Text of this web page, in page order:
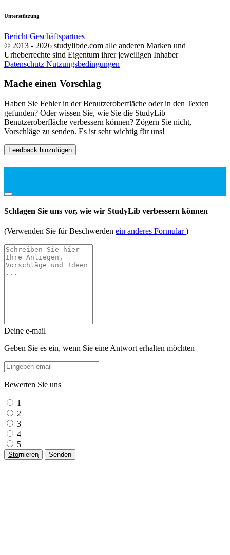
Unterstützung
Bericht Geschäftspartnes
© 2013 - 2026 studylibde.com alle anderen Marken und
Urheberrechte sind Eigentum ihrer jeweiligen Inhaber
Datenschutz Nutzungsbedingungen
Mache einen Vorschlag
Haben Sie Fehler in der Benutzeroberfläche oder in den Texten
gefunden? Oder wissen Sie, wie Sie die StudyLib
Benutzeroberfläche verbessern können? Zögern Sie nicht,
Vorschläge zu senden. Es ist sehr wichtig für uns!
Feedback hinzufügen
Schlagen Sie uns vor, wie wir StudyLib verbessern können
(Verwenden Sie für Beschwerden ein anderes Formular)
Deine e-mail
Geben Sie es ein, wenn Sie eine Antwort erhalten möchten
Bewerten Sie uns
1
2
3
4
5
Stornieren Senden